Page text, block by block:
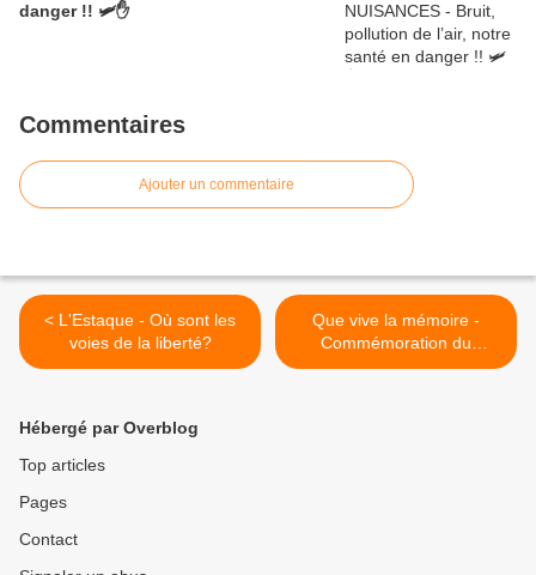
danger !! 🛩️✋
Commentaires
Ajouter un commentaire
< L'Estaque - Où sont les
voies de la liberté?
Que vive la mémoire -
Commémoration du
centenaire de l'Armistice >
Hébergé par Overblog
Top articles
Pages
Contact